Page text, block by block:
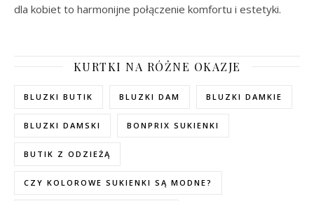
dla kobiet to harmonijne połączenie komfortu i estetyki.
KURTKI NA RÓŻNE OKAZJE
BLUZKI BUTIK BLUZKI DAM BLUZKI DAMKIE
BLUZKI DAMSKI BONPRIX SUKIENKI
BUTIK Z ODZIEŻĄ
CZY KOLOROWE SUKIENKI SĄ MODNE?